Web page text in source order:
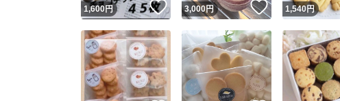
スピード発送
安心発送
1,600円 いいね！
3,000円 いいね！
1,540円